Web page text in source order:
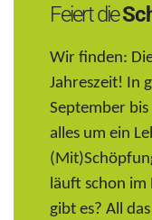
Feiert die
Wir finden:
Jahreszeit! In
September
alles um ein
läuft schon im
gibt es? All